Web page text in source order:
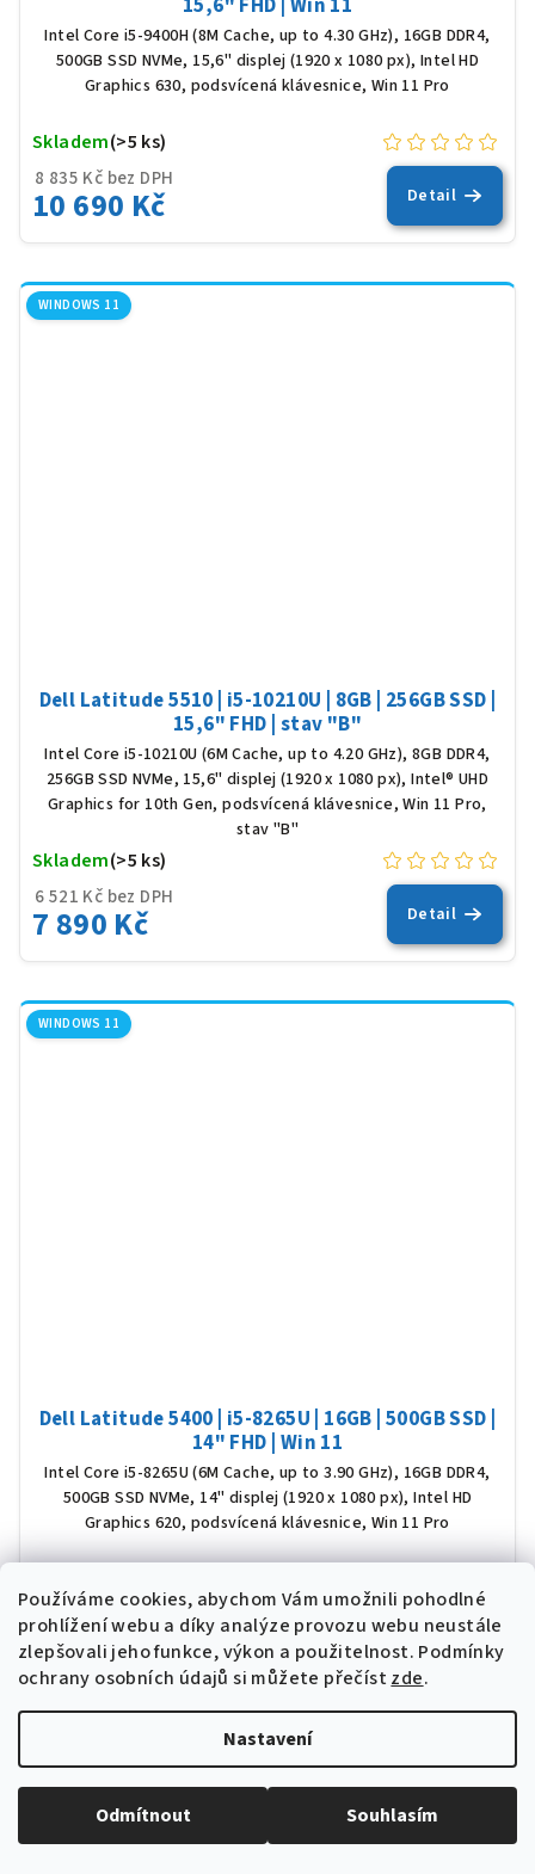
Používáme cookies, abychom Vám umožnili pohodlné
prohlížení webu a díky analýze provozu webu neustále
zlepšovali jeho funkce, výkon a použitelnost. Podmínky
ochrany osobních údajů si můžete přečíst zde.
Nastavení
Odmítnout Souhlasím
Intel Core i5-9400H (8M Cache, up to 4.30 GHz), 16GB DDR4,
500GB SSD NVMe, 15,6" displej (1920 x 1080 px), Intel HD
Graphics 630, podsvícená klávesnice, Win 11 Pro
8 835 Kč bez DPH
10 690 Kč
Skladem(>5 ks)
Detail
WINDOWS 11
Dell Latitude 5510 | i5-10210U | 8GB | 256GB SSD |
15,6" FHD | stav "B"
Intel Core i5-10210U (6M Cache, up to 4.20 GHz), 8GB DDR4,
256GB SSD NVMe, 15,6" displej (1920 x 1080 px), Intel® UHD
Graphics for 10th Gen, podsvícená klávesnice, Win 11 Pro,
stav "B"
6 521 Kč bez DPH
7 890 Kč
Skladem(>5 ks)
Detail
WINDOWS 11
Dell Latitude 5400 | i5-8265U | 16GB | 500GB SSD |
14" FHD | Win 11
Intel Core i5-8265U (6M Cache, up to 3.90 GHz), 16GB DDR4,
500GB SSD NVMe, 14" displej (1920 x 1080 px), Intel HD
Graphics 620, podsvícená klávesnice, Win 11 Pro
6 686 Kč bez DPH
8 090 Kč 5,0
Detail